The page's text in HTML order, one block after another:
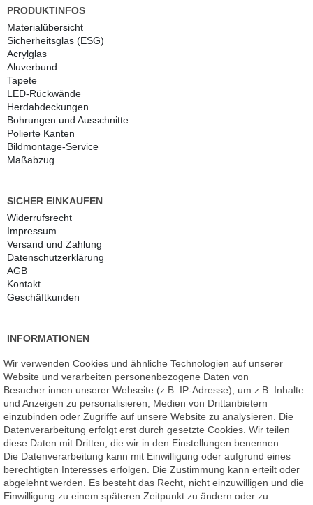
PRODUKTINFOS
Materialübersicht
Sicherheitsglas (ESG)
Acrylglas
Aluverbund
Tapete
LED-Rückwände
Herdabdeckungen
Bohrungen und Ausschnitte
Polierte Kanten
Bildmontage-Service
Maßabzug
SICHER EINKAUFEN
Widerrufs­recht
Impressum
Versand und Zahlung
Daten­schutz­erklärung
AGB
Kontakt
Geschäftkunden
INFORMATIONEN
Kauf auf Rechnung
Datenschutz
Kostenlose Beratung
SSL Verschlüsselung
Händlerbund-Mitglied
ROOMPIXXeine Marke der
F.A.R.B. Digitaldruck GmbH
Chemnitzer Straße 12a
09235 Burkhardtsdorf
Wir verwenden Cookies und ähnliche Technologien auf unserer
Website und verarbeiten personenbezogene Daten von
Besucher:innen unserer Webseite (z.B. IP-Adresse), um z.B. Inhalte
und Anzeigen zu personalisieren, Medien von Drittanbietern
einzubinden oder Zugriffe auf unsere Website zu analysieren. Die
Datenverarbeitung erfolgt erst durch gesetzte Cookies. Wir teilen
diese Daten mit Dritten, die wir in den Einstellungen benennen.
Die Datenverarbeitung kann mit Einwilligung oder aufgrund eines
berechtigten Interesses erfolgen. Die Zustimmung kann erteilt oder
abgelehnt werden. Es besteht das Recht, nicht einzuwilligen und die
Einwilligung zu einem späteren Zeitpunkt zu ändern oder zu